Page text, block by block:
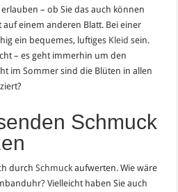
– ob Sie das auch können
einem anderen Blatt. Bei einer
ein bequemes, luftiges Kleid sein.
– es geht immerhin um den
im Sommer sind die Blüten in allen
Schmuck
durchSchmuck aufwerten. Wie wäre
Vielleicht haben Sie auch